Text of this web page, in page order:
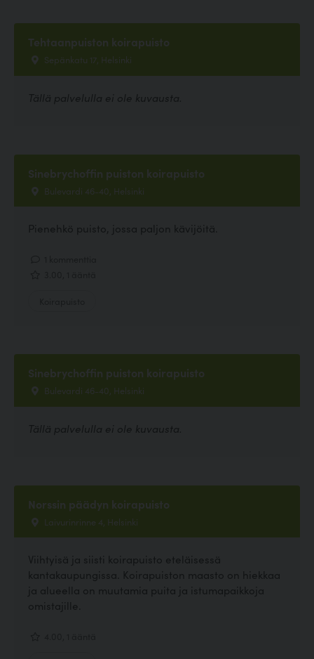
Tehtaanpuiston koirapuisto
Sepänkatu 17, Helsinki
Tällä palvelulla ei ole kuvausta.
Sinebrychoffin puiston koirapuisto
Bulevardi 46-40, Helsinki
Pienehkö puisto, jossa paljon kävijöitä.
Sinebrychoffin puiston koirapuisto
Bulevardi 46-40, Helsinki
Tällä palvelulla ei ole kuvausta.
Norssin päädyn koirapuisto
Laivurinrinne 4, Helsinki
Viihtyisä ja siisti koirapuisto eteläisessä
kantakaupungissa. Koirapuiston maasto on hiekkaa
ja alueella on muutamia puita ja istumapaikkoja
omistajille.